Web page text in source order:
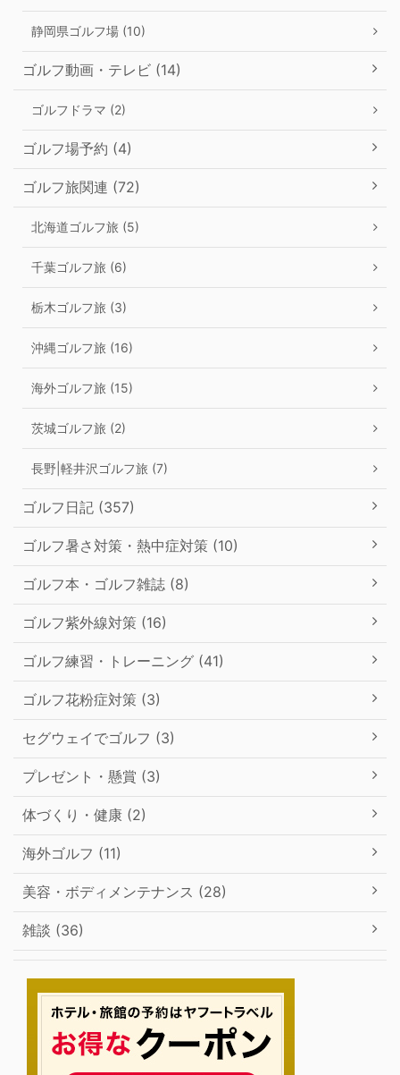
静岡県ゴルフ場 (10)
ゴルフ動画・テレビ (14)
ゴルフドラマ (2)
ゴルフ場予約 (4)
ゴルフ旅関連 (72)
北海道ゴルフ旅 (5)
千葉ゴルフ旅 (6)
栃木ゴルフ旅 (3)
沖縄ゴルフ旅 (16)
海外ゴルフ旅 (15)
茨城ゴルフ旅 (2)
長野|軽井沢ゴルフ旅 (7)
ゴルフ日記 (357)
ゴルフ暑さ対策・熱中症対策 (10)
ゴルフ本・ゴルフ雑誌 (8)
ゴルフ紫外線対策 (16)
ゴルフ練習・トレーニング (41)
ゴルフ花粉症対策 (3)
セグウェイでゴルフ (3)
プレゼント・懸賞 (3)
体づくり・健康 (2)
海外ゴルフ (11)
美容・ボディメンテナンス (28)
雑談 (36)